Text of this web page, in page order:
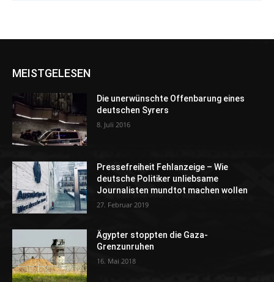
MEISTGELESEN
Die unerwünschte Offenbarung eines
deutschen Syrers
8. Juli 2016
Pressefreiheit Fehlanzeige – Wie
deutsche Politiker unliebsame
Journalisten mundtot machen wollen
27. Februar 2019
Ägypter stoppten die Gaza-
Grenzunruhen
16. Mai 2018